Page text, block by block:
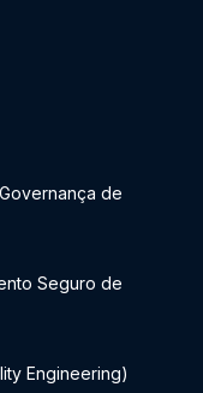
Governança de
Seguro de
Engineering)